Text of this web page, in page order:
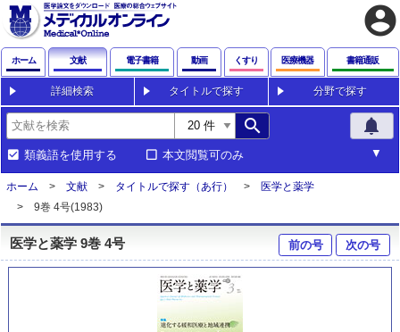
account_circle
ホーム 文献 電子書籍 動画 くすり 医療機器 書籍通販
詳細検索 タイトルで探す 分野で探す
search notifications
類義語を使用する 本文閲覧可のみ
ホーム 文献 タイトルで探す（あ行）
医学と薬学
9巻 4号(1983)
医学と薬学 9巻 4号 前の号 次の号